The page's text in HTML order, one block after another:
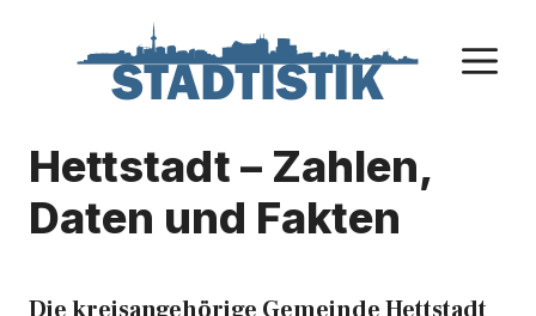
Hettstadt – Zahlen,
Daten und Fakten